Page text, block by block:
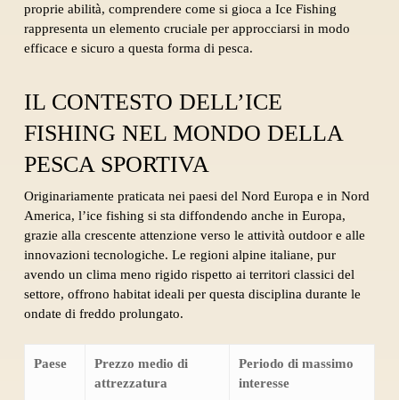
proprie abilità, comprendere come si gioca a Ice Fishing
rappresenta un elemento cruciale per approcciarsi in modo
efficace e sicuro a questa forma di pesca.
IL CONTESTO DELL’ICE
FISHING NEL MONDO DELLA
PESCA SPORTIVA
Originariamente praticata nei paesi del Nord Europa e in Nord
America, l’ice fishing si sta diffondendo anche in Europa,
grazie alla crescente attenzione verso le attività outdoor e alle
innovazioni tecnologiche. Le regioni alpine italiane, pur
avendo un clima meno rigido rispetto ai territori classici del
settore, offrono habitat ideali per questa disciplina durante le
ondate di freddo prolungato.
Paese
Prezzo medio di
attrezzatura
Periodo di massimo
interesse